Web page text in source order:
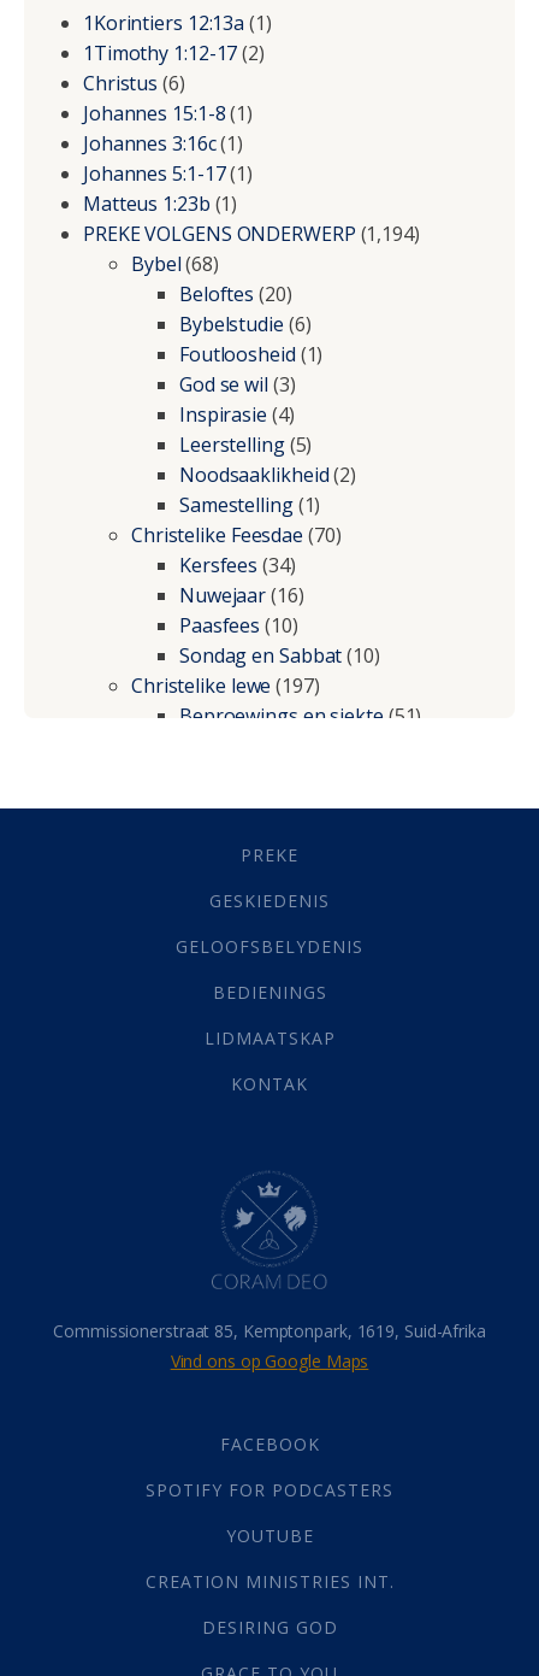
1Korintiers 12:13a (1)
1Timothy 1:12-17(2)
Christus (6)
Johannes 15:1-8(1)
Johannes 3:16c(1)
Johannes 5:1-17(1)
Matteus 1:23b (1)
PREKE VOLGENS ONDERWERP (1,194)
Bybel(68)
Beloftes (20)
Bybelstudie (6)
Foutloosheid (1)
God se wil (3)
Inspirasie (4)
Leerstelling(5)
Noodsaaklikheid(2)
Samestelling(1)
Christelike Feesdae (70)
Kersfees (34)
Nuwejaar(16)
Paasfees (10)
Sondag en Sabbat(10)
Christelike lewe (197)
Beproewings en siekte(51)
Geestelike Groei(10)
(21)
Grys Areas(4)
Lewensdoel(3)
Selfondersoek(1)
Werk(22)
(142)
Hemel (31)
Israel (14)
Millennium(1)
Oordeelsdag(19)
Verheerlikte liggaam
Wederkoms
(27)
Gebed(87)
Die Onse Vader(12)
God(392)
Afgode(23)
Almag(1)
Alomteenwoordig
PREKE
GESKIEDENIS
GELOOFSBELYDENIS
BEDIENINGS
LIDMAATSKAP
KONTAK
Commissionerstraat 85, Kemptonpark, 1619, Suid-Afrika
Vind ons op Google Maps
FACEBOOK
SPOTIFY FOR PODCASTERS
YOUTUBE
CREATION MINISTRIES INT.
DESIRING GOD